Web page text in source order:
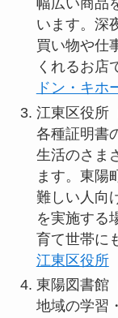
幅広い商品
います。深
買い物や仕
くれるお店
ドン・キホ
江東区役所
各種証明書
生活のさま
ます。東陽
難しい人向
を実施する
育て世帯に
江東区役所
東陽図書館
地域の学習